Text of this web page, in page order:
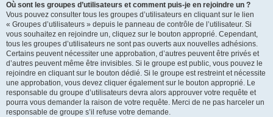
Où sont les groupes d’utilisateurs et comment puis-je en rejoindre un ?
Vous pouvez consulter tous les groupes d’utilisateurs en cliquant sur le lien
« Groupes d’utilisateurs » depuis le panneau de contrôle de l’utilisateur. Si
vous souhaitez en rejoindre un, cliquez sur le bouton approprié. Cependant,
tous les groupes d’utilisateurs ne sont pas ouverts aux nouvelles adhésions.
Certains peuvent nécessiter une approbation, d’autres peuvent être privés et
d’autres peuvent même être invisibles. Si le groupe est public, vous pouvez le
rejoindre en cliquant sur le bouton dédié. Si le groupe est restreint et nécessite
une approbation, vous devez cliquer également sur le bouton approprié. Le
responsable du groupe d’utilisateurs devra alors approuver votre requête et
pourra vous demander la raison de votre requête. Merci de ne pas harceler un
responsable de groupe s’il refuse votre demande.